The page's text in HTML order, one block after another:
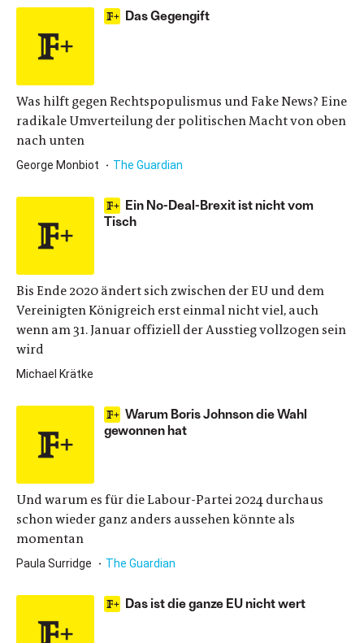
Das Gegengift
Was hilft gegen Rechtspopulismus und Fake News? Eine
radikale Umverteilung der politischen Macht von oben
nach unten
George Monbiot The Guardian
Ein No-Deal-Brexit ist nicht vom
Tisch
Bis Ende 2020 ändert sich zwischen der EU und dem
Vereinigten Königreich erst einmal nicht viel, auch
wenn am 31. Januar offiziell der Ausstieg vollzogen sein
wird
Michael Krätke
Warum Boris Johnson die Wahl
gewonnen hat
Und warum es für die Labour-Partei 2024 durchaus
schon wieder ganz anders aussehen könnte als
momentan
Paula Surridge The Guardian
Das ist die ganze EU nicht wert